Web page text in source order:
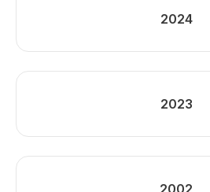
2024
2023
2002